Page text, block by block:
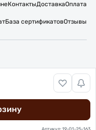
Артикул: 19-01-25-163
КонтактыДоставкаОплата
База сертификатовОтзывы